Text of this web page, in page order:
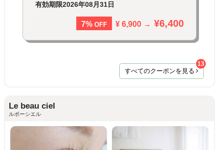
有効期限2026年08月31日
7% OFF ¥ 6,900 → ¥6,400
すべてのクーポンを見る
13
Le beau ciel
ルボーシエル